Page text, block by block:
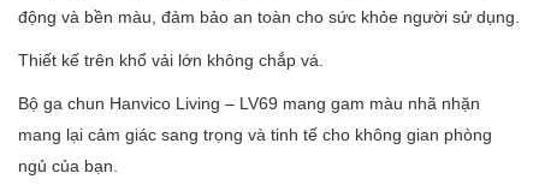
động và bền màu, đảm bảo an toàn cho sức khỏe người sử dụng.
Thiết kế trên khổ vải lớn không chắp vá.
Bộ ga chun Hanvico Living – LV69 mang gam màu nhã nhặn
mang lại cảm giác sang trọng và tinh tế cho không gian phòng
ngủ của bạn.